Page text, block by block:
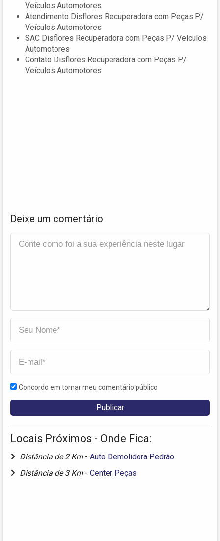
Veículos Automotores
Atendimento Disflores Recuperadora com Peças P/
Veículos Automotores
SAC Disflores Recuperadora com Peças P/ Veículos
Automotores
Contato Disflores Recuperadora com Peças P/
Veículos Automotores
Deixe um comentário
Concordo em tornar meu comentário público
Locais Próximos - Onde Fica:
Distância de 2 Km - Auto Demolidora Pedrão
Distância de 3 Km - Center Peças